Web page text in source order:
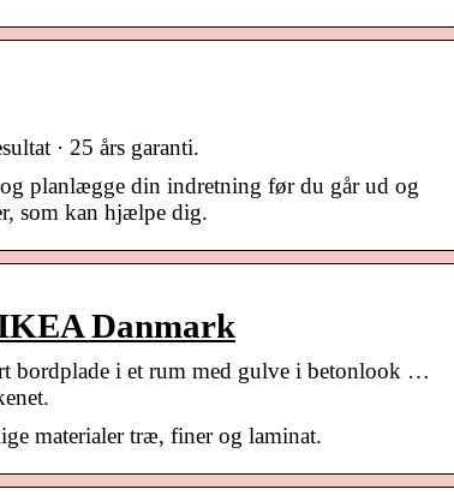
· 25 års garanti.
planlægge din indretning før du går ud og
som kan hjælpe dig.
Danmark
bordplade i et rum med gulve i betonlook …
materialer træ, finer og laminat.